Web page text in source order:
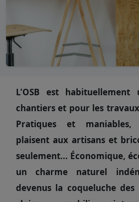
L’OSB est
chantiers et pour les
Pratiques et maniables,
plaisent aux artisans et
seulement... Économique,
un charme naturel
devenus la coqueluche des